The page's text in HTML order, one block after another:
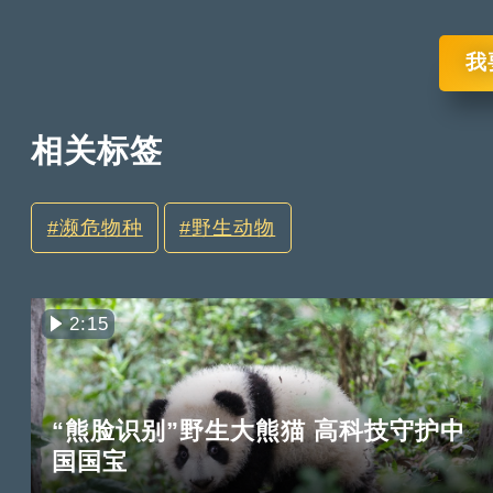
我
相关标签
濒危物种 野生动物
2:15
“熊脸识别”野生大熊猫 高科技守护中
国国宝